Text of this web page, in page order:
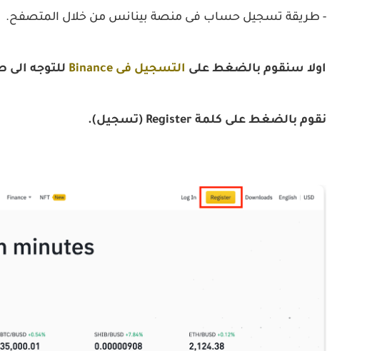
- طريقة تسجيل حساب فى منصة بينانس من خلال المتصفح.
اولا سنقوم بالضغط على التسجيل فى Binance للتوجه
نقوم بالضغط على كلمة Register (تسجيل).